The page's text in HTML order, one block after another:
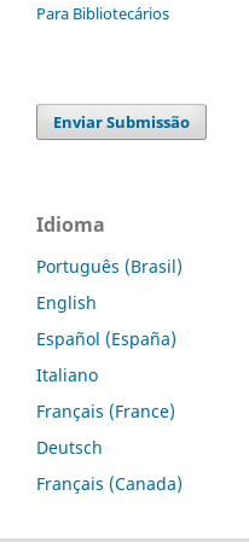
Para Bibliotecários
Enviar Submissão
Idioma
Português (Brasil)
English
Español (España)
Italiano
Français (France)
Deutsch
Français (Canada)